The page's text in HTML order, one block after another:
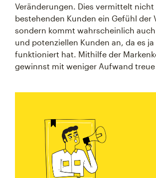
Veränderungen. Dies vermittelt nicht
bestehenden Kunden ein Gefühl der
sondern kommt wahrscheinlich
und potenziellen Kunden an, da es
funktioniert hat. Mithilfe der
gewinnst mit weniger Aufwand